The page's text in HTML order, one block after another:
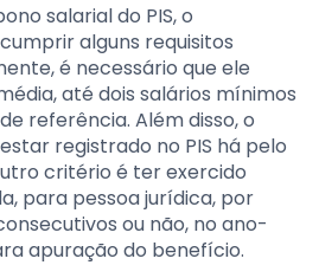
salarial do PIS, o
alguns requisitos
é necessário que ele
até dois salários mínimos
referência. Além disso, o
registrado no PIS há pelo
critério é ter exercido
para pessoa jurídica, por
ou não, no ano-
apuração do benefício.